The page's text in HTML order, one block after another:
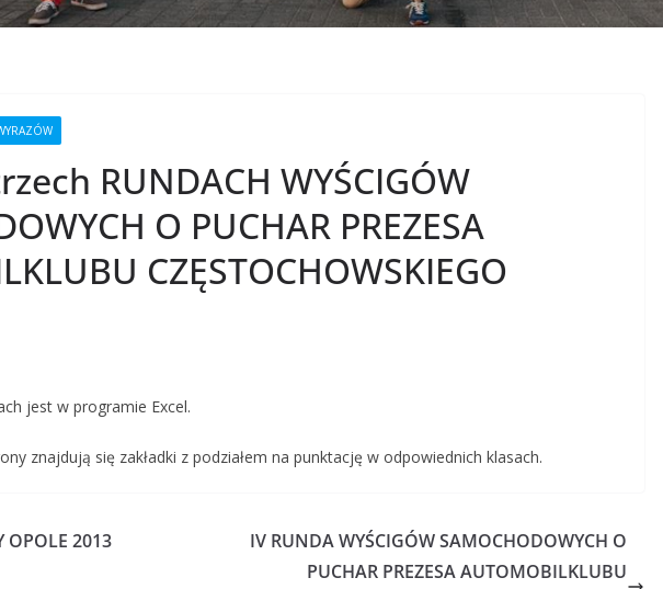
RUNDACH WYŚCIGÓW
O PUCHAR PREZESA
CZĘSTOCHOWSKIEGO
jest w programie Excel.
znajdują się zakładki z podziałem na punktację w odpowiednich klasach.
OPOLE 2013
IV RUNDA WYŚCIGÓW SAMOCHODOWYCH O
PUCHAR PREZESA AUTOMOBILKLUBU